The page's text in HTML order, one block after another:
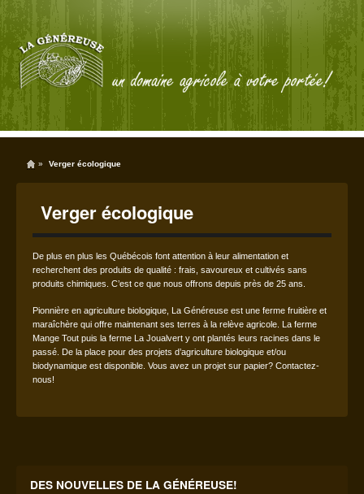
» Verger écologique
Verger écologique
De plus en plus les Québécois font attention à leur alimentation et
recherchent des produits de qualité : frais, savoureux et cultivés sans
produits chimiques. C’est ce que nous offrons depuis près de 25 ans.
Pionnière en agriculture biologique, La Généreuse est une ferme fruitière et
maraîchère qui offre maintenant ses terres à la relève agricole. La ferme
Mange Tout puis la ferme La Joualvert y ont plantés leurs racines dans le
passé. De la place pour des projets d’agriculture biologique et/ou
biodynamique est disponible. Vous avez un projet sur papier? Contactez-
nous!
DES NOUVELLES DE LA GÉNÉREUSE!